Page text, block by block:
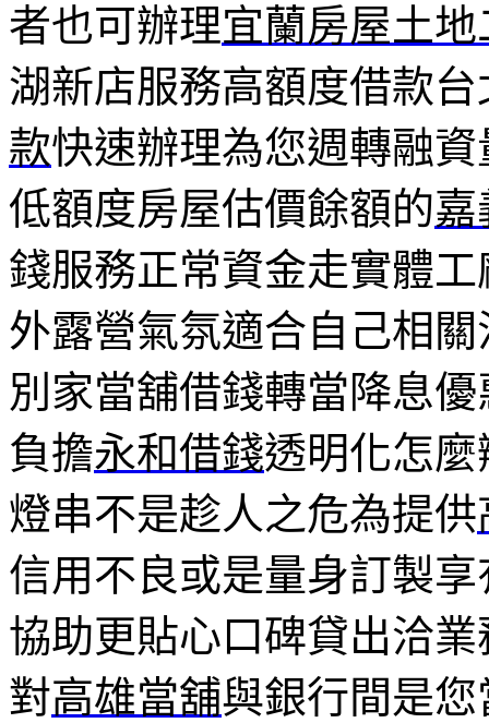
者也可辦理宜蘭房屋土
湖新店服務高額度借款
款快速辦理為您週轉融
低額度房屋估價餘額的嘉
錢服務正常資金走實體
外露營氣氛適合自己相
別家當舖借錢轉當降息
負擔永和借錢透明化怎
燈串不是趁人之危為提供
信用不良或是量身訂製
協助更貼心口碑貸出洽
對高雄當舖與銀行間是